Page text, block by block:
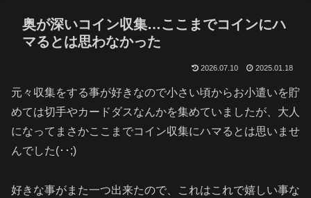
奥が深いコイン収集…ここまでコインにハ
マるとは思わなかった
2026.07.10 2025.01.18
元々収集をする事が好きなので小さい頃からお小遣いを貯
めては切手やカードダスなんかを集めていましたが、大人
になってまさかここまでコイン収集にハマるとは思いませ
んでした(･･;)
好きな事がまた一つ出来たので、これはこれで嬉しい事な